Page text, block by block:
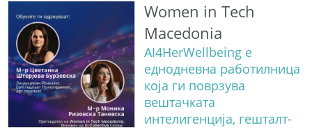
Women in Tech
Macedonia
AI4HerWellbeing е
еднодневна работилница
која ги поврзува
вештачката
интелигенција, гешталт-